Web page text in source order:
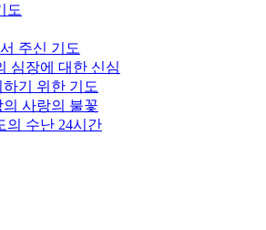
도
주신 기도
심장에 대한 신심
기 위한 기도
사랑의 불꽃
의 수난 24시간